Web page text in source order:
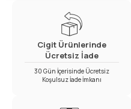
Cigit Ürünlerinde
Ücretsiz İade
30 Gün İçerisinde Ücretsiz
Koşulsuz İade İmkanı